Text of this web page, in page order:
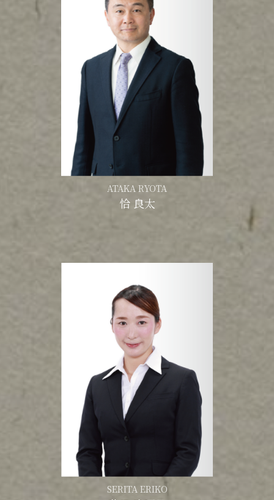
ATAKA RYOTA
恰 良太
SERITA ERIKO